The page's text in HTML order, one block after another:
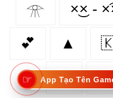
𓁿 ×͜× -
💕 ▲
🦨
☞ App Tạo Tên